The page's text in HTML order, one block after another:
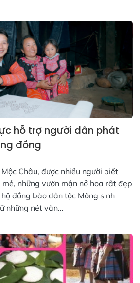
hỗ trợ người dân phát
đồng
Châu, được nhiều người biết
những vườn mận nở hoa rất đẹp
đồng bào dân tộc Mông sinh
những nét văn...